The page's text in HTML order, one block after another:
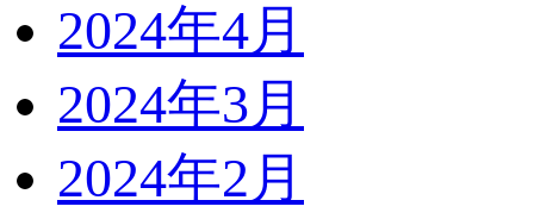
2024年4月
2024年3月
2024年2月